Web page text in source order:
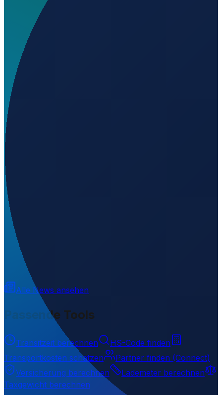
Auf welcher Höhe liegt Esa'ala Airport?
Wird geladen...
-9.87433
m ü. NN
Alle News ansehen
Passende Tools
Transitzeit berechnen
HS-Code finden
Transportkosten schätzen
Partner finden (Connect)
Versicherung berechnen
Lademeter berechnen
Taxgewicht berechnen